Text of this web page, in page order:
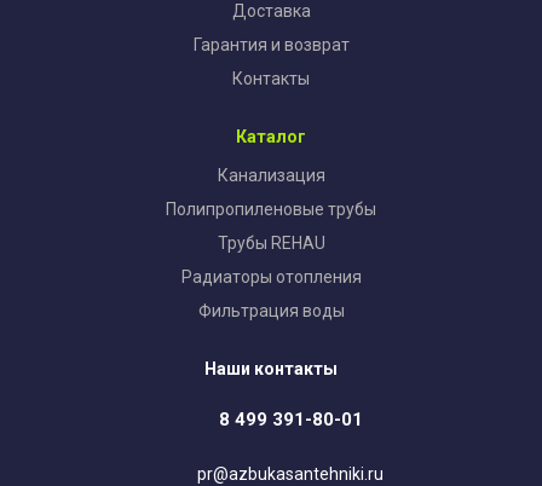
Доставка
Гарантия и возврат
Контакты
Каталог
Канализация
Полипропиленовые трубы
Трубы REHAU
Радиаторы отопления
Фильтрация воды
Наши контакты
8 499 391-80-01
pr@azbukasantehniki.ru